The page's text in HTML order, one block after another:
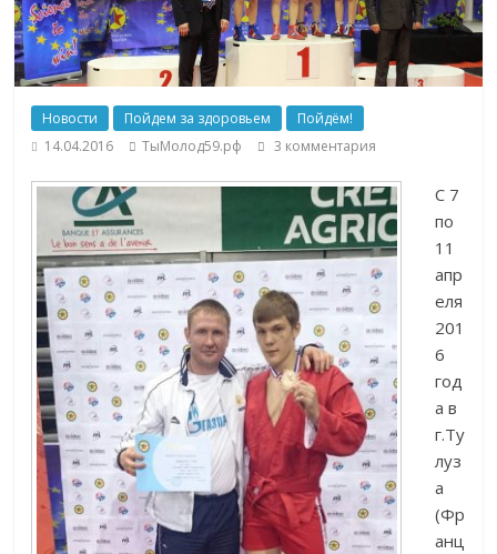
Новости Пойдем за здоровьем
Пойдём!
14.04.2016
ТыМолод59.рф 3 комментария
С 7
по
11
апр
еля
201
6
год
а в
г.Ту
луз
а
(Фр
анц